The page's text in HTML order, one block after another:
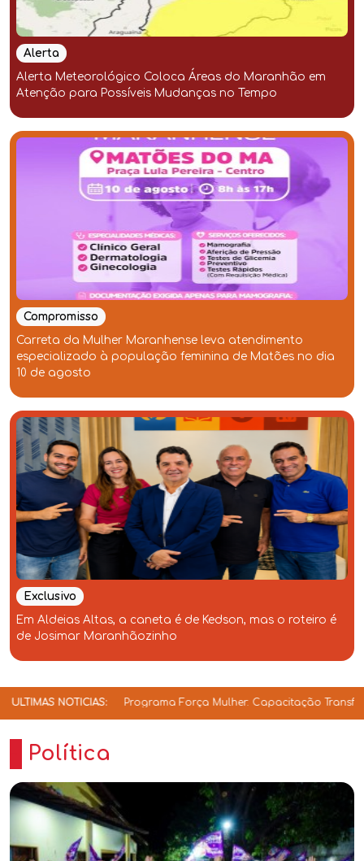
Alerta
Alerta Meteorológico Coloca Áreas do Maranhão em
Atenção para Possíveis Mudanças no Tempo
Compromisso
Carreta da Mulher Maranhense leva atendimento
especializado à população feminina de Matões no dia
10 de agosto
Exclusivo
Em Aldeias Altas, a caneta é de Kedson, mas o roteiro é
de Josimar Maranhãozinho
Força Mulher: Capacitação Transforma Protagonismo Feminino
Política